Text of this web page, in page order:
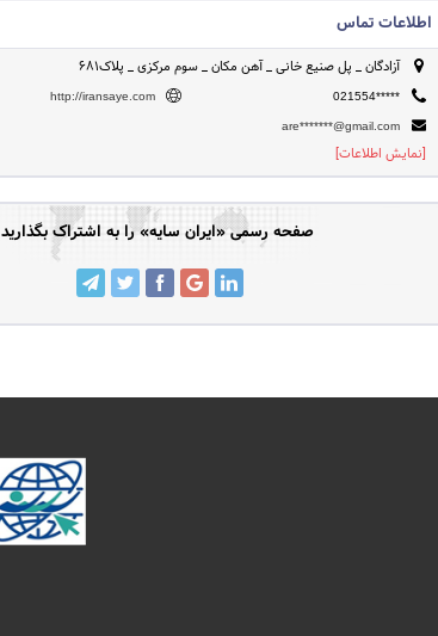
اطلاعات تماس
آزادگان _ پل صنیع خانی _ آهن مکان _ سوم مرکزی _ پلاک681
021554*****
http://iransaye.com
are*******@gmail.com
[نمایش اطلاعات]
صفحه رسمی «ایران سایه» را به اشتراک بگذارید